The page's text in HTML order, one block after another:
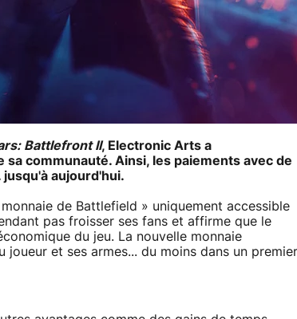
Battlefront II, Electronic Arts a
communauté. Ainsi, les paiements avec de
jusqu'à aujourd'hui.
de Battlefield » uniquement accessible
pas froisser ses fans et affirme que le
du jeu. La nouvelle monnaie
et ses armes... du moins dans un premier